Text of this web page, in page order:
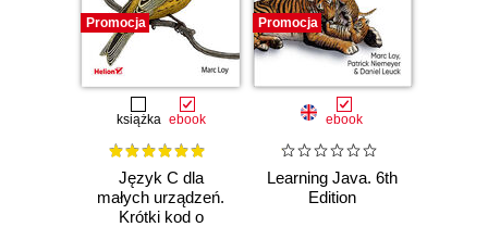
Promocja
książka ebook
Język C dla
małych urządzeń.
Krótki kod o
Promocja
ebook
Learning Java. 6th
Edition